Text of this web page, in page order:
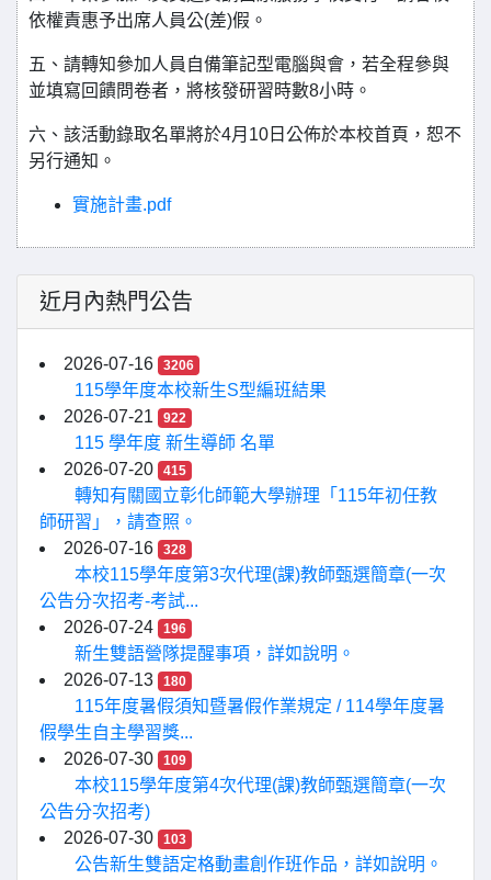
依權責惠予出席人員公(差)假。
五、請轉知參加人員自備筆記型電腦與會，若全程參與
並填寫回饋問卷者，將核發研習時數8小時。
六、該活動錄取名單將於4月10日公佈於本校首頁，恕不
另行通知。
實施計畫.pdf
近月內熱門公告
2026-07-16 3206
115學年度本校新生S型編班結果
2026-07-21
922
115 學年度 新生導師 名單
2026-07-20
415
轉知有關國立彰化師範大學辦理「115年初任教
師研習」，請查照。
2026-07-16
328
本校115學年度第3次代理(課)教師甄選簡章(一次
公告分次招考-考試...
2026-07-24
196
新生雙語營隊提醒事項，詳如說明。
2026-07-13
180
115年度暑假須知暨暑假作業規定 / 114學年度暑
假學生自主學習獎...
2026-07-30
109
本校115學年度第4次代理(課)教師甄選簡章(一次
公告分次招考)
2026-07-30
103
公告新生雙語定格動畫創作班作品，詳如說明。